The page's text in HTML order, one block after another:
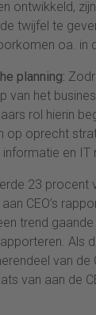
ontwikkeld,
twijfel te
oa. in
planning:
van het
rol hierin
op oprecht
en IT
23 procent
CEO’s
trend gaande
Als
van de
van aan de